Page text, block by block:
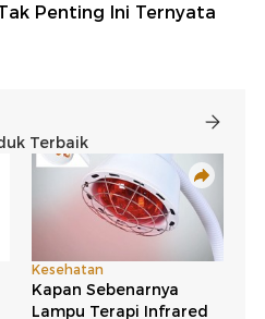
Penting Ini Ternyata